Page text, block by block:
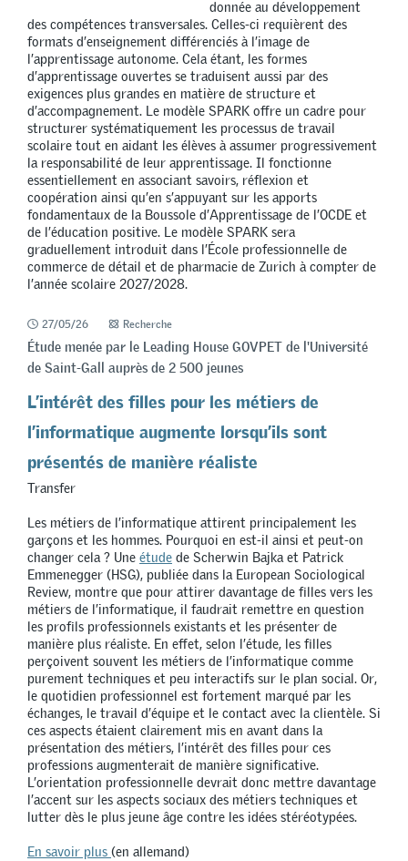
donnée au développement
des compétences transversales. Celles-ci requièrent des
formats d’enseignement différenciés à l’image de
l’apprentissage autonome. Cela étant, les formes
d’apprentissage ouvertes se traduisent aussi par des
exigences plus grandes en matière de structure et
d’accompagnement. Le modèle SPARK offre un cadre pour
structurer systématiquement les processus de travail
scolaire tout en aidant les élèves à assumer progressivement
la responsabilité de leur apprentissage. Il fonctionne
essentiellement en associant savoirs, réflexion et
coopération ainsi qu’en s’appuyant sur les apports
fondamentaux de la Boussole d’Apprentissage de l’OCDE et
de l’éducation positive. Le modèle SPARK sera
graduellement introduit dans l’École professionnelle de
commerce de détail et de pharmacie de Zurich à compter de
l’année scolaire 2027/2028.
27/05/26 Recherche
Étude menée par le Leading House GOVPET de l'Université
de Saint-Gall auprès de 2 500 jeunes
L’intérêt des filles pour les métiers de
l’informatique augmente lorsqu’ils sont
présentés de manière réaliste
Transfer
Les métiers de l’informatique attirent principalement les
garçons et les hommes. Pourquoi en est-il ainsi et peut-on
changer cela ? Une étude de Scherwin Bajka et Patrick
Emmenegger (HSG), publiée dans la European Sociological
Review, montre que pour attirer davantage de filles vers les
métiers de l’informatique, il faudrait remettre en question
les profils professionnels existants et les présenter de
manière plus réaliste. En effet, selon l’étude, les filles
perçoivent souvent les métiers de l’informatique comme
purement techniques et peu interactifs sur le plan social. Or,
le quotidien professionnel est fortement marqué par les
échanges, le travail d’équipe et le contact avec la clientèle. Si
ces aspects étaient clairement mis en avant dans la
présentation des métiers, l’intérêt des filles pour ces
professions augmenterait de manière significative.
L’orientation professionnelle devrait donc mettre davantage
l’accent sur les aspects sociaux des métiers techniques et
lutter dès le plus jeune âge contre les idées stéréotypées.
En savoir plus (en allemand)